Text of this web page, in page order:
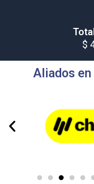
$
Aliados